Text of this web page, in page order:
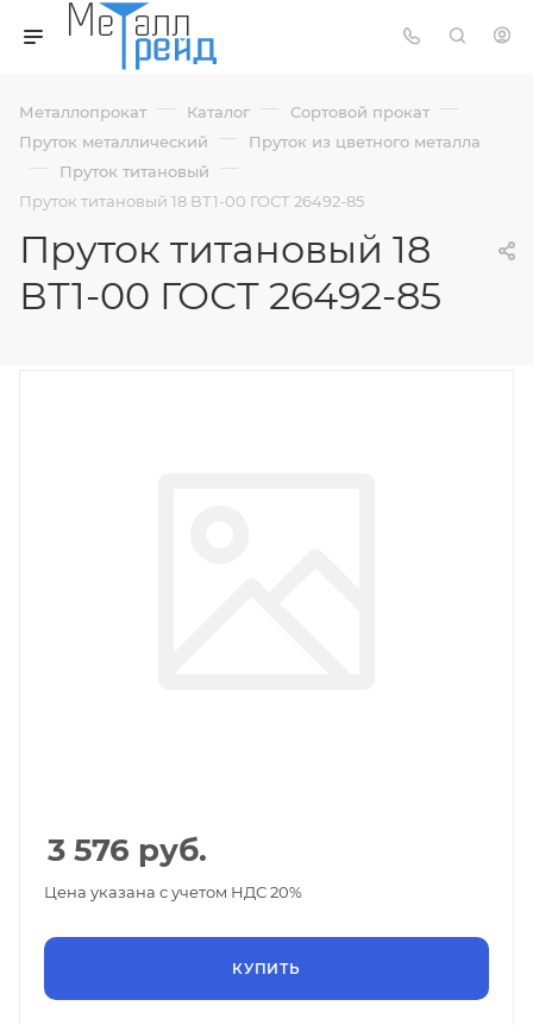
Металлопрокат — Каталог — Сортовой прокат —
Пруток металлический — Пруток из цветного металла
— Пруток титановый —
Пруток титановый 18 ВТ1-00 ГОСТ 26492-85
Пруток титановый 18
ВТ1-00 ГОСТ 26492-85
3 576 руб.
Цена указана с учетом НДС 20%
КУПИТЬ